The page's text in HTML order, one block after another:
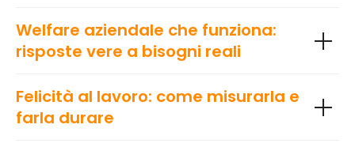
Welfare aziendale che funziona:
risposte vere a bisogni reali
Felicità al lavoro: come misurarla e
farla durare